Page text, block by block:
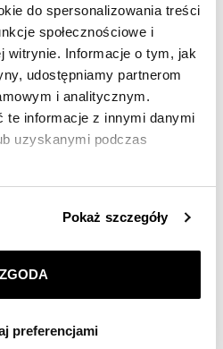
do spersonalizowania treści
społecznościowe i
witrynie. Informacje o tym, jak
udostępniamy partnerom
i analitycznym.
te informacje z innymi danymi
uzyskanymi podczas
wPolityce
wybrać jaki rodzaj plików
Pokaż szczegóły
ZGODA
preferencjami